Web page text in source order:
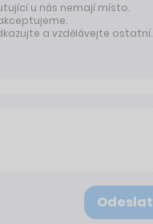
u nás nemají místo.
a vzdělávejte ostatní.
Odeslat